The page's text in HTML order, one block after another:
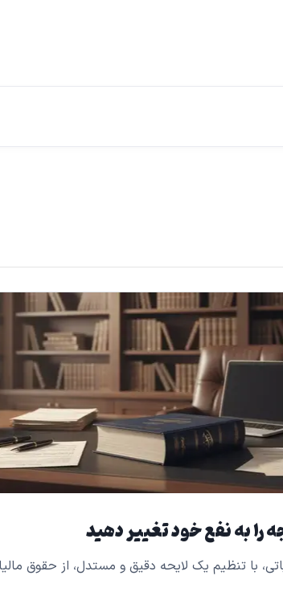
را به نفع خود تغییر دهید
با تنظیم یک لایحه دقیق و مستدل، از حقوق